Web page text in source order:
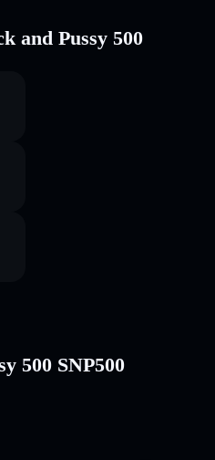
and Pussy 500
500 SNP500